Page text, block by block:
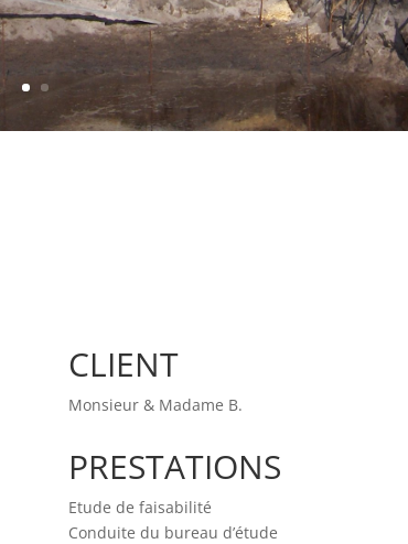
CLIENT
Monsieur & Madame B.
PRESTATIONS
Etude de faisabilité
Conduite du bureau d’étude